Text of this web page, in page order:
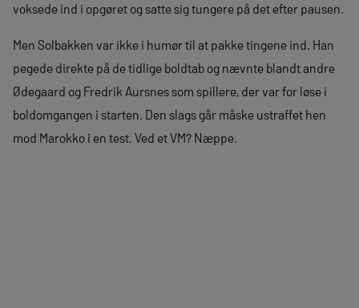
voksede ind i opgøret og satte sig tungere på det efter pausen.
Men Solbakken var ikke i humør til at pakke tingene ind. Han
pegede direkte på de tidlige boldtab og nævnte blandt andre
Ødegaard og Fredrik Aursnes som spillere, der var for løse i
boldomgangen i starten. Den slags går måske ustraffet hen
mod Marokko i en test. Ved et VM? Næppe.